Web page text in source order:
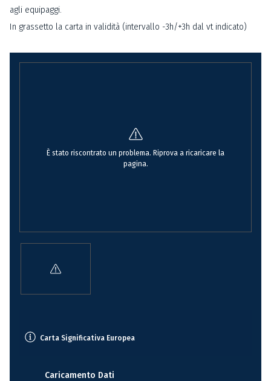
agli equipaggi.
In grassetto la carta in validità (intervallo -3h/+3h dal vt indicato)
È stato riscontrato un problema. Riprova a ricaricare la
pagina.
Carta Significativa Europea
Caricamento Dati